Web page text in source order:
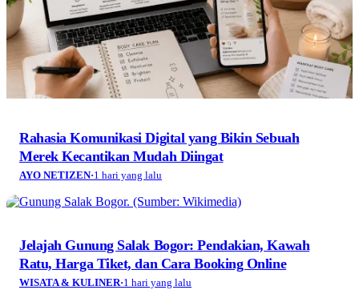
Rahasia Komunikasi Digital yang Bikin Sebuah
Merek Kecantikan Mudah Diingat
AYO NETIZEN·1 hari yang lalu
Jelajah Gunung Salak Bogor: Pendakian, Kawah
Ratu, Harga Tiket, dan Cara Booking Online
WISATA & KULINER·1 hari yang lalu